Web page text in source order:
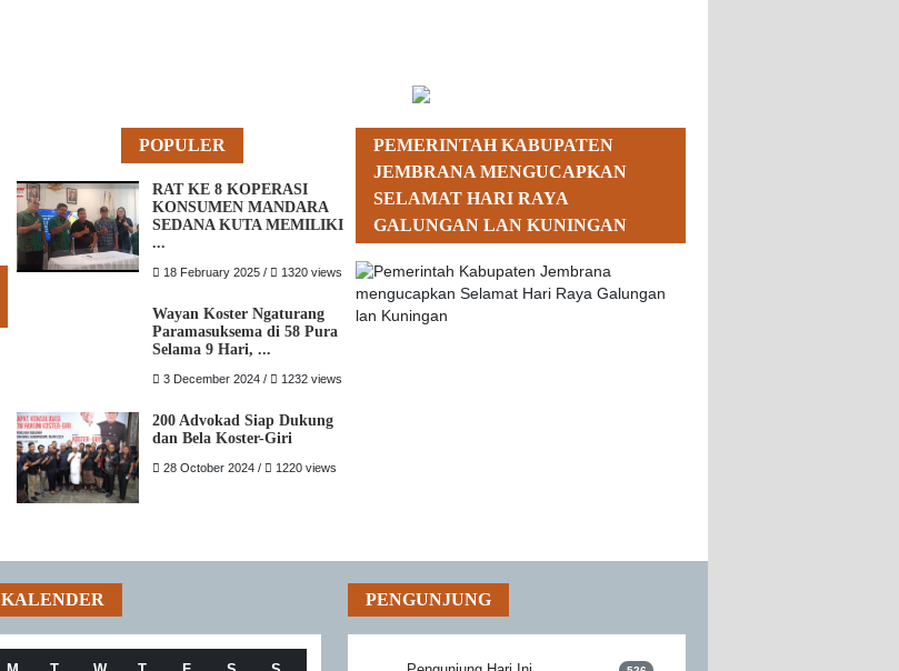
POPULER
RAT KE 8 KOPERASI
KONSUMEN MANDARA
SEDANA KUTA MEMILIKI
...
18 February 2025 / 1320 views
Wayan Koster Ngaturang
Paramasuksema di 58 Pura
Selama 9 Hari, ...
3 December 2024 / 1232 views
200 Advokad Siap Dukung
dan Bela Koster-Giri
28 October 2024 / 1220 views
PEMERINTAH KABUPATEN
JEMBRANA MENGUCAPKAN
SELAMAT HARI RAYA
GALUNGAN LAN KUNINGAN
KALENDER PENGUNJUNG